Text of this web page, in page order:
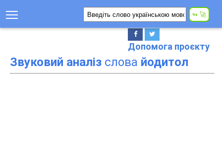
Допомога проєкту
Звуковий аналіз слова йодитол